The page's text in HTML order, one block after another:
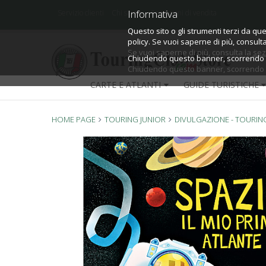
Informativa
Questo sito o gli strumenti terzi da
policy.
Se vuoi saperne di più, consulta la
Chiudendo questo banner,
Informativa
Questo sito o gli strumenti terzi da
policy. Se vuoi saperne di più,
Chiudendo questo banner,
Chi siamo Condizioni di vendita
CARTE E ATLANTI GUIDE TURISTICHE
HOME PAGE TOURING JUNIOR DIVULGAZIONE -